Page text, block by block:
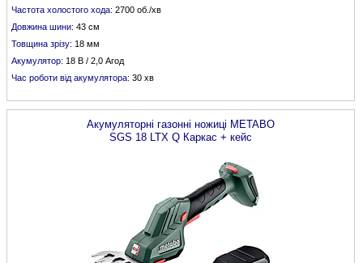
Частота холостого хода: 2700 об./хв
Довжина шини: 43 см
Товщина зрізу: 18 мм
Акумулятор: 18 В / 2,0 Агод
Час роботи від акумулятора: 30 хв
Акумуляторні газонні ножиці METABO
SGS 18 LTX Q Каркас + кейс